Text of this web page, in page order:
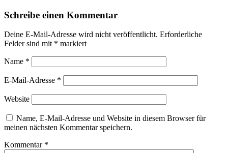
Schreibe einen Kommentar
Deine E-Mail-Adresse wird nicht veröffentlicht. Erforderliche
Felder sind mit * markiert
Name *
E-Mail-Adresse *
Website
Name, E-Mail-Adresse und Website in diesem Browser für
meinen nächsten Kommentar speichern.
Kommentar *